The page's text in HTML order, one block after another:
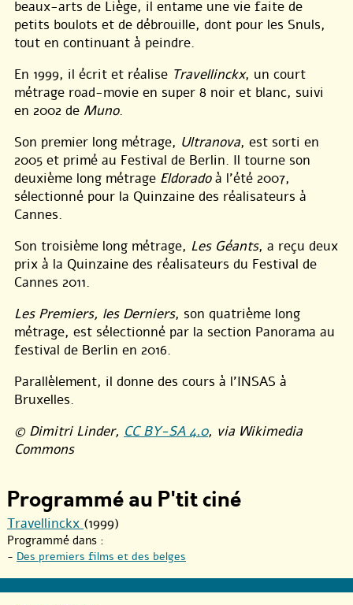
beaux-arts de Liège, il entame une vie faite de
petits boulots et de débrouille, dont pour les Snuls,
tout en continuant à peindre.
En 1999, il écrit et réalise Travellinckx, un court
métrage road-movie en super 8 noir et blanc, suivi
en 2002 de Muno.
Son premier long métrage, Ultranova, est sorti en
2005 et primé au Festival de Berlin. Il tourne son
deuxième long métrage Eldoradoà l’été 2007,
sélectionné pour la Quinzaine des réalisateurs à
Cannes.
Son troisième long métrage, Les Géants, a reçu deux
prix à la Quinzaine des réalisateurs du Festival de
Cannes 2011.
Les Premiers, les Derniers, son quatrième long
métrage, est sélectionné par la section Panorama au
festival de Berlin en 2016.
Parallèlement, il donne des cours à l’INSAS à
Bruxelles.
© Dimitri Linder, CC BY-SA 4.0, via Wikimedia
Commons
Programmé au P'tit ciné
Travellinckx (1999)
Programmé dans :
- Des premiers films et des belges